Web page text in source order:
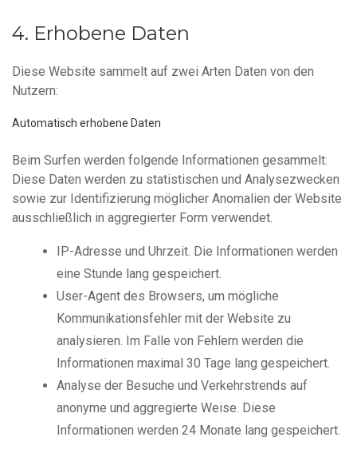
Erhobene Daten
Diese Website sammelt auf zwei Arten Daten von den
Nutzern:
Automatisch erhobene Daten
Beim Surfen werden folgende Informationen gesammelt:
Diese Daten werden zu statistischen und Analysezwecken
sowie zur Identifizierung möglicher Anomalien der Website
ausschließlich in aggregierter Form verwendet.
IP-Adresse und Uhrzeit. Die Informationen werden
eine Stunde lang gespeichert.
User-Agent des Browsers, um mögliche
Kommunikationsfehler mit der Website zu
analysieren. Im Falle von Fehlern werden die
Informationen maximal 30 Tage lang gespeichert.
Analyse der Besuche und Verkehrstrends auf
anonyme und aggregierte Weise. Diese
Informationen werden 24 Monate lang gespeichert.